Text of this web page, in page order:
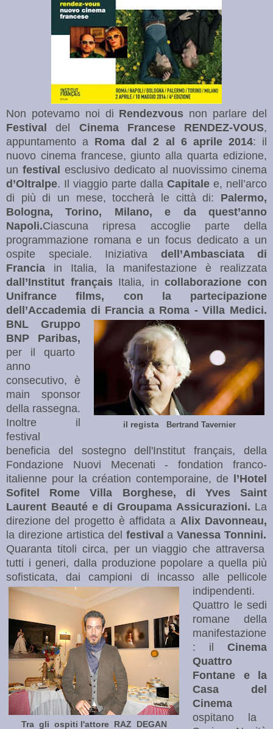
Non potevamo noi di Rendezvous non parlare del
Festival
del Cinema Francese RENDEZ-VOUS,
appuntamento a Roma dal 2 al 6 aprile 2014: il
nuovo cinema francese, giunto alla quarta edizione,
un festival esclusivo dedicato al nuovissimo cinema
d’Oltralpe. Il viaggio parte dalla Capitale e, nell’arco
di più di un mese, toccherà le città di: Palermo,
Bologna, Torino, Milano, e da quest’anno
Napoli.Ciascuna ripresa accoglie parte della
programmazione romana e un focus dedicato a un
ospite speciale. Iniziativa dell’Ambasciata di
Francia in Italia, la manifestazione è realizzata
dall’Institut françaisItalia, incollaborazione con
Unifrance films, con la partecipazione
dell’Accademia di Francia a Roma - Villa Medici.
il regista Bertrand Tavernier
BNL Gruppo
BNP Paribas,
per il quarto
anno
consecutivo, è
main sponsor
della rassegna.
Inoltre il
festival
beneficia del sostegno dell'Institut français, della
Fondazione Nuovi Mecenati - fondation franco-
italienne pour la création contemporaine, de
l’Hotel
Sofitel Rome Villa Borghese, di Yves Saint
Laurent Beauté e di Groupama Assicurazioni. La
direzione del progetto è affidata a Alix Davonneau,
la direzione artistica del festival aVanessa Tonnini.
Quaranta titoli circa, per un viaggio che attraversa
tutti i generi, dalla produzione popolare a quella più
sofisticata, dai campioni di incasso alle pellicole
indipendenti.
Tra gli ospiti l'attore RAZ DEGAN
Quattro le sedi
romane della
manifestazione
: il Cinema
Quattro
Fontane e la
Casa del
Cinema
ospitano la